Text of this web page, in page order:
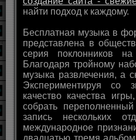
найти подход к каждому.
Бесплатная музыка в
представлена в
серия поклонников
Благодаря тройному
музыка развлечения, а
Экспериментируя со
качество качества
собрать
запись нескольких
международное
двадцатью тремя